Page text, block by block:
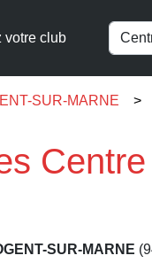
votre club
SUR-MARNE
SUR-MARNE